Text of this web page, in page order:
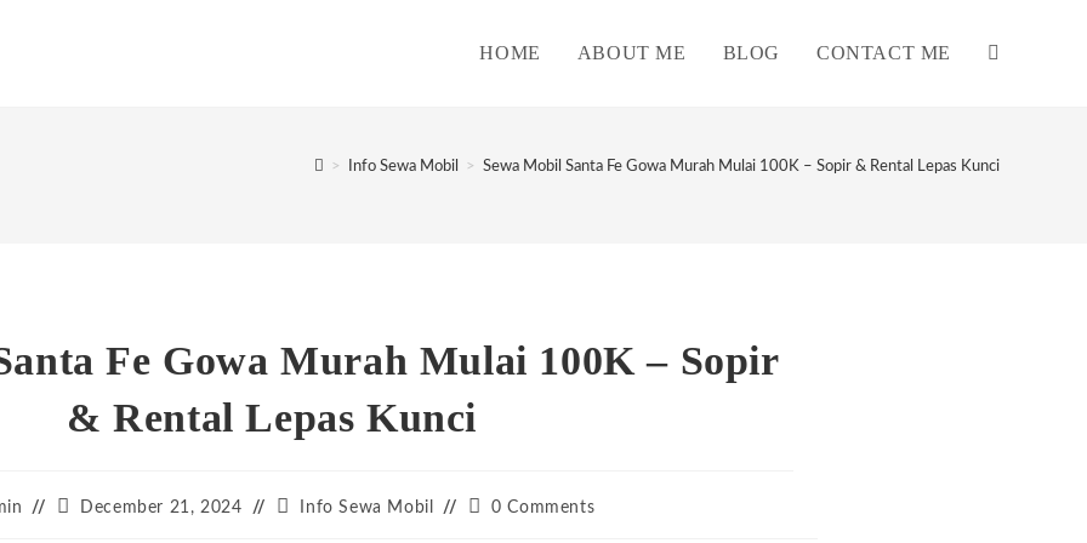
HOME ABOUT ME BLOG CONTACT ME
WEBSITE
> Info Sewa Mobil > Sewa Mobil Santa Fe Gowa Murah Mulai 100K – Sopir & Rental Lepas Kunci
Fe Gowa Murah Mulai 100K – Sopir
& Rental Lepas Kunci
PostDecember 21, 2024
PostInfo Sewa Mobil
Post0 Comments